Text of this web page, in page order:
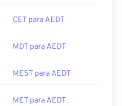
CET para AEDT
MDT para AEDT
MEST para AEDT
MET para AEDT